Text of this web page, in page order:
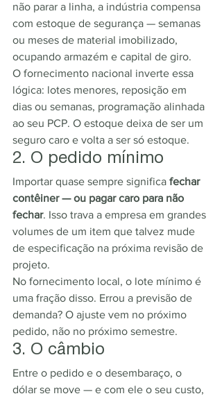
não parar a linha, a indústria compensa
com estoque de segurança — semanas
ou meses de material imobilizado,
ocupando armazém e capital de giro.
O fornecimento nacional inverte essa
lógica: lotes menores, reposição em
dias ou semanas, programação alinhada
ao seu PCP. O estoque deixa de ser um
seguro caro e volta a ser só estoque.
2. O pedido mínimo
Importar quase sempre significa fechar
contêiner — ou pagar caro para não
fechar. Isso trava a empresa em grandes
volumes de um item que talvez mude
de especificação na próxima revisão de
projeto.
No fornecimento local, o lote mínimo é
uma fração disso. Errou a previsão de
demanda? O ajuste vem no próximo
pedido, não no próximo semestre.
3. O câmbio
Entre o pedido e o desembaraço, o
dólar se move — e com ele o seu custo,